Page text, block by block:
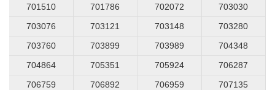
701510
701786 702072
703030
703076
703121 703148
703280
703760
703899 703989
704348
704864
705351 705924
706287
706759
706892 706959
707135